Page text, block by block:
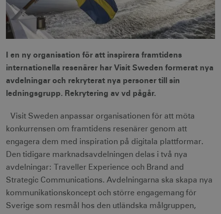
I en ny organisation för att inspirera framtidens
internationella resenärer har Visit Sweden formerat nya
avdelningar och rekryterat nya personer till sin
ledningsgrupp. Rekrytering av vd pågår.
Visit Sweden anpassar organisationen för att möta
konkurrensen om framtidens resenärer genom att
engagera dem med inspiration på digitala plattformar.
Den tidigare marknadsavdelningen delas i två nya
avdelningar: Traveller Experience och Brand and
Strategic Communications. Avdelningarna ska skapa nya
kommunikationskoncept och större engagemang för
Sverige som resmål hos den utländska målgruppen,